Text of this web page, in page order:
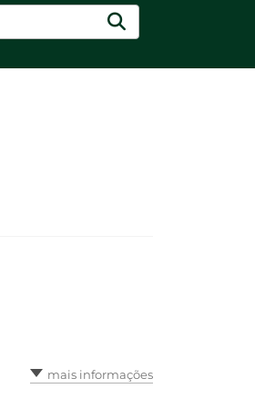
mais informações